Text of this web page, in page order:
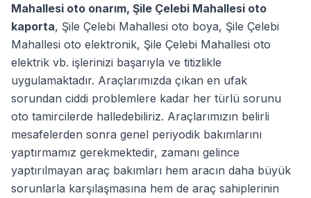
Mahallesi oto onarım, Şile Çelebi Mahallesi oto
kaporta, Şile Çelebi Mahallesi oto boya, Şile Çelebi
Mahallesi oto elektronik, Şile Çelebi Mahallesi oto
elektrik vb. işlerinizi başarıyla ve titizlikle
uygulamaktadır. Araçlarımızda çıkan en ufak
sorundan ciddi problemlere kadar her türlü sorunu
oto tamircilerde halledebiliriz. Araçlarımızın belirli
mesafelerden sonra genel periyodik bakımlarını
yaptırmamız gerekmektedir, zamanı gelince
yaptırılmayan araç bakımları hem aracın daha büyük
sorunlarla karşılaşmasına hem de araç sahiplerinin